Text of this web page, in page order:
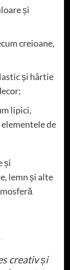
și
creioane,
și hârtie
lipici,
de
și
lemn și alte
creativ și